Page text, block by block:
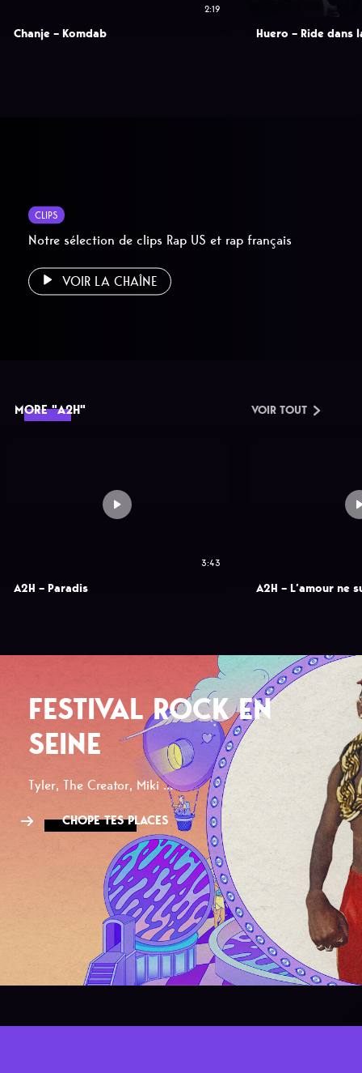
2:19
Chanje – Komdab Huero – Ride dans
CLIPS
Notre sélection de clips Rap US et rap français
VOIR LA CHAÎNE
MORE "A2H" VOIR TOUT
3:43
A2H – Paradis A2H – L’amour ne
FESTIVAL ROCK EN
SEINE
Tyler, The Creator, Miki ...
CHOPE TES PLACES